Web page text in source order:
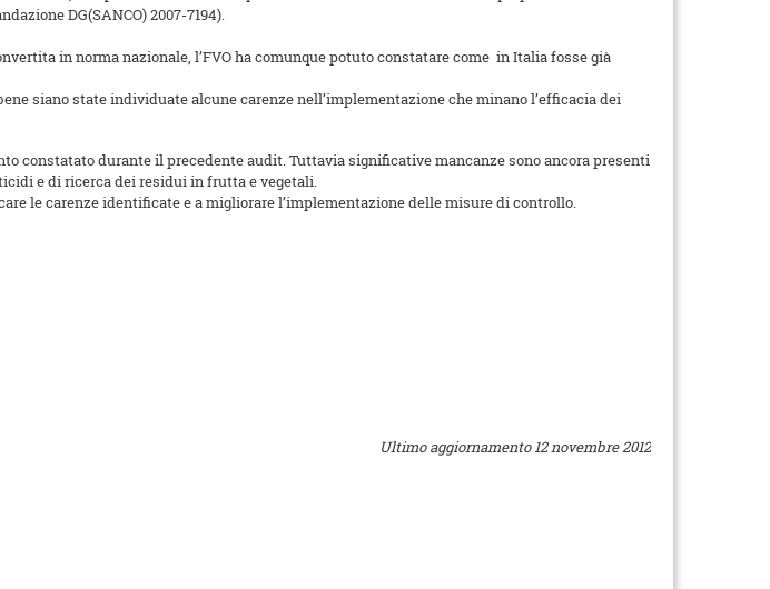
DG(SANCO) 2007-7194).
in norma nazionale, l’FVO ha comunque potuto constatare come in Italia fosse già
siano state individuate alcune carenze nell’implementazione che minano l’efficacia dei
durante il precedente audit. Tuttavia significative mancanze sono ancora presenti
e di ricerca dei residui in frutta e vegetali.
le carenze identificate e a migliorare l’implementazione delle misure di controllo.
Ultimo aggiornamento 12 novembre 2012